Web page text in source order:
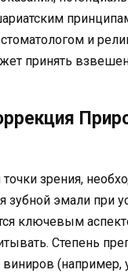
и
принять
зрения,
зубной эмали при
ключевым
Степень
виниров (например,